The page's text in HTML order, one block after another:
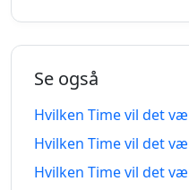
7 timer
siden
8 timer
siden
9 timer
siden
04.08.2026
Se også
Hvilken Time vil det
Hvilken Time vil det
Hvilken Time vil det